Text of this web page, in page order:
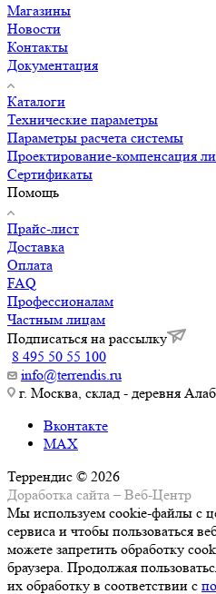
Магазины
Новости
Контакты
Документация
Каталоги
Технические параметры
Параметры расчета системы
Проектирование-компенсация
Сертификаты
Помощь
Прайс-лист
Доставка
Оплата
FAQ
Профессионалам
Частным лицам
Подписаться на рассылку
8 495 50 55 100
info@terrendis.ru
г. Москва, склад - деревня
Вконтакте
MAX
Террендис © 2026
Доработка сайта – Веб-Центр
Мы используем cookie-файлы с
сервиса и чтобы пользоваться
можете запретить обработку
браузера. Продолжая
их обработку в соответствии с